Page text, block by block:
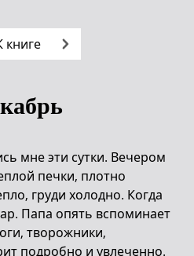
книге
мне эти сутки. Вечером
печки, плотно
груди холодно. Когда
Папа опять вспоминает
творожники,
подробно и увлеченно.